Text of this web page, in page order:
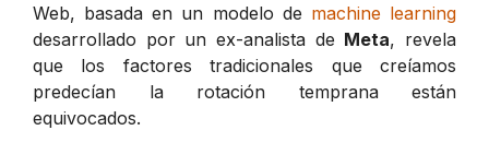
Web, basada en un modelo de machine learning
desarrollado por un ex-analista de Meta, revela
que los factores tradicionales que creíamos
predecían la rotación temprana están
equivocados.